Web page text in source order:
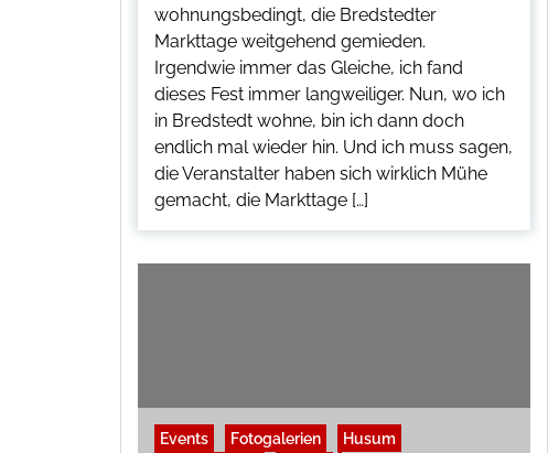
wohnungsbedingt, die Bredstedter
Markttage weitgehend gemieden.
Irgendwie immer das Gleiche, ich fand
dieses Fest immer langweiliger. Nun, wo ich
in Bredstedt wohne, bin ich dann doch
endlich mal wieder hin. Und ich muss sagen,
die Veranstalter haben sich wirklich Mühe
gemacht, die Markttage […]
Events Fotogalerien Husum